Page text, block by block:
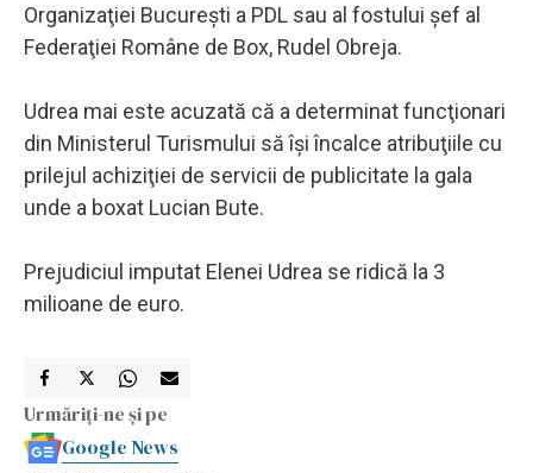
Organizaţiei Bucureşti a PDL sau al fostului şef al
Federaţiei Române de Box, Rudel Obreja.
Udrea mai este acuzată că a determinat funcţionari
din Ministerul Turismului să îşi încalce atribuţiile cu
prilejul achiziţiei de servicii de publicitate la gala
unde a boxat Lucian Bute.
Prejudiciul imputat Elenei Udrea se ridică la 3
milioane de euro.
Urmăriți-ne și pe
Google News